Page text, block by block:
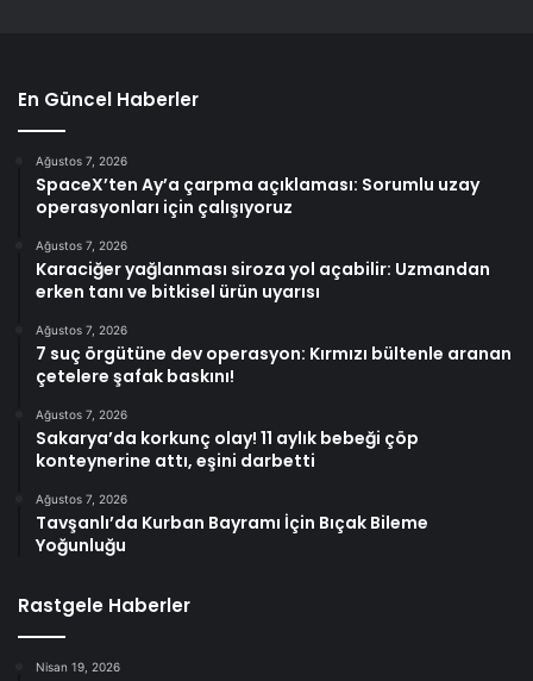
En Güncel Haberler
Ağustos 7, 2026
SpaceX’ten Ay’a çarpma açıklaması: Sorumlu uzay
operasyonları için çalışıyoruz
Ağustos 7, 2026
Karaciğer yağlanması siroza yol açabilir: Uzmandan
erken tanı ve bitkisel ürün uyarısı
Ağustos 7, 2026
7 suç örgütüne dev operasyon: Kırmızı bültenle aranan
çetelere şafak baskını!
Ağustos 7, 2026
Sakarya’da korkunç olay! 11 aylık bebeği çöp
konteynerine attı, eşini darbetti
Ağustos 7, 2026
Tavşanlı’da Kurban Bayramı İçin Bıçak Bileme
Yoğunluğu
Rastgele Haberler
Nisan 19, 2026